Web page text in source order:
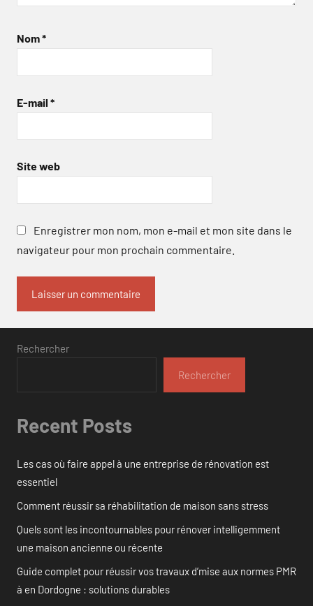
Nom*
E-mail *
Site web
Enregistrer mon nom, mon e-mail et mon site dans le
navigateur pour mon prochain commentaire.
Rechercher
Rechercher
Recent Posts
Les cas où faire appel à une entreprise de rénovation est
essentiel
Comment réussir sa réhabilitation de maison sans stress
Quels sont les incontournables pour rénover intelligemment
une maison ancienne ou récente
Guide complet pour réussir vos travaux d’mise aux normes PMR
à en Dordogne : solutions durables